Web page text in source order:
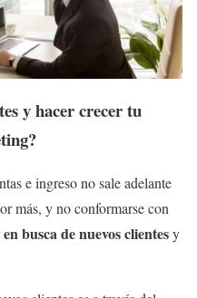
y hacer crecer tu
e ingreso no sale adelante
más, y no conformarse con
en busca de nuevos clientesy